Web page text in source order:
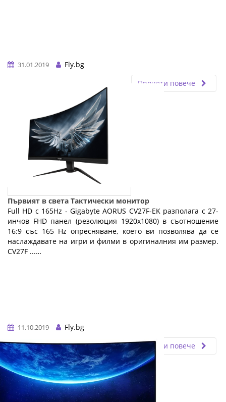
31.01.2019
Fly.bg
Прочети повече
Първият в света Тактически монитор
Full HD с 165Hz - Gigabyte AORUS CV27F-EK разполага с 27-
инчов FHD панел (резолюция 1920x1080) в съотношение
16:9 със 165 Hz опресняване, което ви позволява да се
наслаждавате на игри и филми в оригиналния им размер.
CV27F ...…
11.10.2019
Fly.bg
Прочети повече